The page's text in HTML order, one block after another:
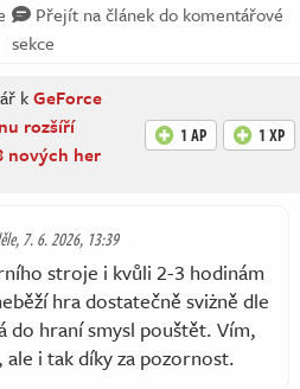
Přejít na článek do komentářové
sekce
kGeForce
rozšíří
nových her
1 AP 1 XP
7. 6. 2026, 13:39
stroje i kvůli 2-3 hodinám
hra dostatečně sviżně dle
do hraní smysl pouštět. Vím,
i tak díky za pozornost.